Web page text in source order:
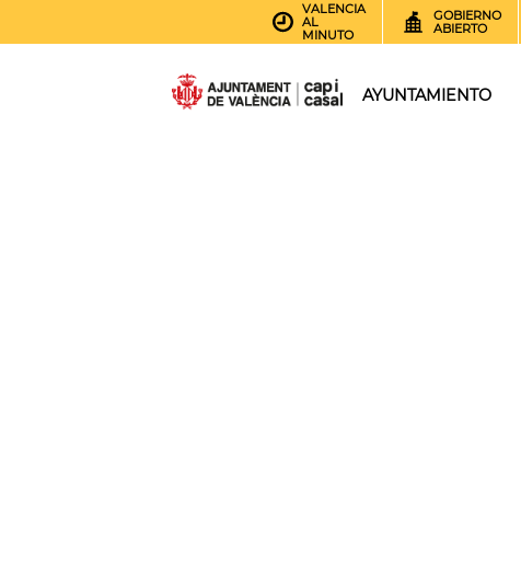
VALENCIA
AL
MINUTO
GOBIERNO
ABIERTO
AYUNTAMIENTO